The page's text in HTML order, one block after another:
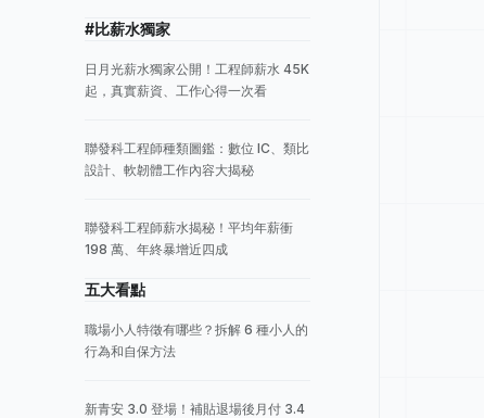
#比薪水獨家
日月光薪水獨家公開！工程師薪水 45K
起，真實薪資、工作心得一次看
聯發科工程師種類圖鑑：數位 IC、類比
設計、軟韌體工作內容大揭秘
聯發科工程師薪水揭秘！平均年薪衝
198 萬、年終暴增近四成
五大看點
職場小人特徵有哪些？拆解 6 種小人的
行為和自保方法
新青安 3.0 登場！補貼退場後月付 3.4